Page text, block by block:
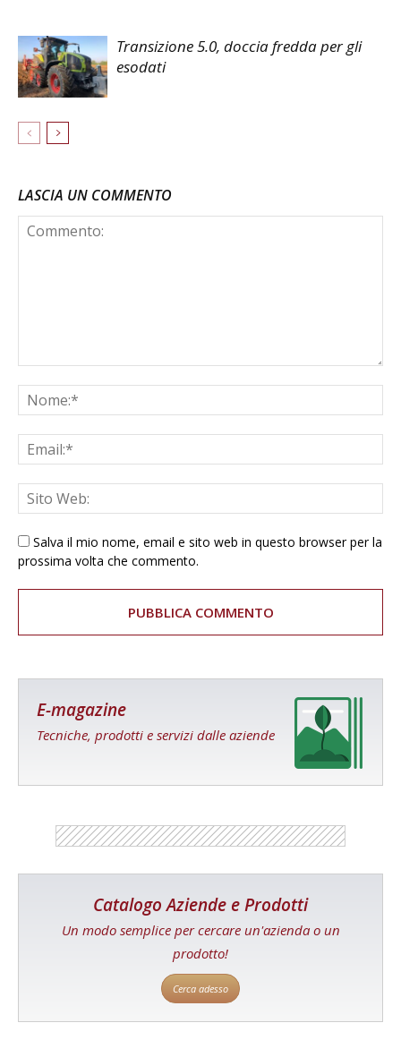
Transizione 5.0, doccia fredda per gli
esodati
LASCIA UN COMMENTO
Salva il mio nome, email e sito web in questo browser per la
prossima volta che commento.
E-magazine
Tecniche, prodotti e servizi dalle aziende
Catalogo Aziende e Prodotti
Un modo semplice per cercare un'azienda o un
prodotto!
Cerca adesso